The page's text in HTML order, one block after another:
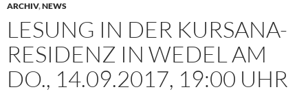
ARCHIV,NEWS
LESUNG IN DER KURSANA-
RESIDENZ IN WEDEL AM
DO., 14.09.2017, 19:00 UHR